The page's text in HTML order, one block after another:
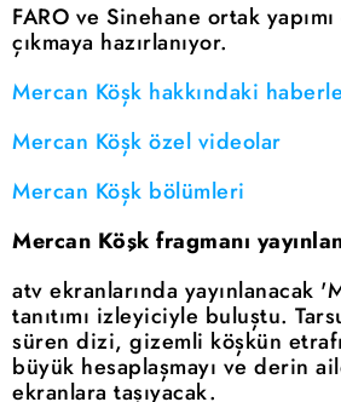
FARO ve Sinehane ortak yapımı
çıkmaya hazırlanıyor.
Mercan Köşk hakkındaki
Mercan Köşk özel videolar
Mercan Köşk bölümleri
Mercan Köşk fragmanı
atv ekranlarında yayınlanacak
tanıtımı izleyiciyle buluştu.
süren dizi, gizemli köşkün
büyük hesaplaşmayı ve derin
ekranlara taşıyacak.